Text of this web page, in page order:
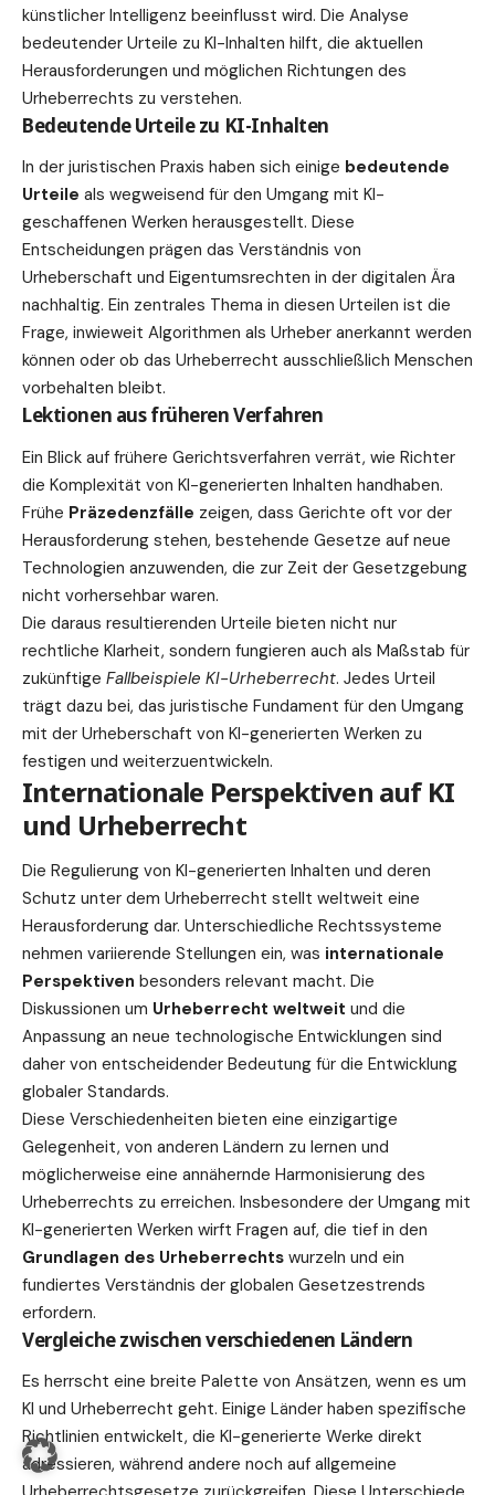
künstlicher Intelligenz beeinflusst wird. Die Analyse
bedeutender Urteile zu KI-Inhalten hilft, die aktuellen
Herausforderungen und möglichen Richtungen des
Urheberrechts zu verstehen.
Bedeutende Urteile zu KI-Inhalten
In der juristischen Praxis haben sich einige bedeutende
Urteile als wegweisend für den Umgang mit KI-
geschaffenen Werken herausgestellt. Diese
Entscheidungen prägen das Verständnis von
Urheberschaft und Eigentumsrechten in der digitalen Ära
nachhaltig. Ein zentrales Thema in diesen Urteilen ist die
Frage, inwieweit Algorithmen als Urheber anerkannt werden
können oder ob das Urheberrecht ausschließlich Menschen
vorbehalten bleibt.
Lektionen aus früheren Verfahren
Ein Blick auf frühere Gerichtsverfahren verrät, wie Richter
die Komplexität von KI-generierten Inhalten handhaben.
Frühe Präzedenzfälle zeigen, dass Gerichte oft vor der
Herausforderung stehen, bestehende Gesetze auf neue
Technologien anzuwenden, die zur Zeit der Gesetzgebung
nicht vorhersehbar waren.
Die daraus resultierenden Urteile bieten nicht nur
rechtliche Klarheit, sondern fungieren auch als Maßstab für
zukünftige Fallbeispiele KI-Urheberrecht. Jedes Urteil
trägt dazu bei, das juristische Fundament für den Umgang
mit der Urheberschaft von KI-generierten Werken zu
festigen und weiterzuentwickeln.
Internationale Perspektiven auf KI
und Urheberrecht
Die Regulierung von KI-generierten Inhalten und deren
Schutz unter dem Urheberrecht stellt weltweit eine
Herausforderung dar. Unterschiedliche Rechtssysteme
nehmen variierende Stellungen ein, was internationale
Perspektiven besonders relevant macht. Die
Diskussionen um Urheberrecht weltweit und die
Anpassung an neue technologische Entwicklungen sind
daher von entscheidender Bedeutung für die Entwicklung
globaler Standards.
Diese Verschiedenheiten bieten eine einzigartige
Gelegenheit, von anderen Ländern zu lernen und
möglicherweise eine annähernde Harmonisierung des
Urheberrechts zu erreichen. Insbesondere der Umgang mit
KI-generierten Werken wirft Fragen auf, die tief in den
Grundlagen des Urheberrechts wurzeln und ein
fundiertes Verständnis der globalen Gesetzestrends
erfordern.
Vergleiche zwischen verschiedenen Ländern
Es herrscht eine breite Palette von Ansätzen, wenn es um
KI und Urheberrecht geht. Einige Länder haben spezifische
Richtlinien entwickelt, die KI-generierte Werke direkt
adressieren, während andere noch auf allgemeine